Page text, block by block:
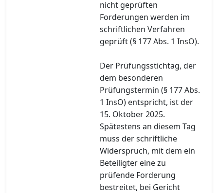
nicht geprüften
Forderungen werden im
schriftlichen Verfahren
geprüft (§ 177 Abs. 1 InsO).
Der Prüfungsstichtag, der
dem besonderen
Prüfungstermin (§ 177 Abs.
1 InsO) entspricht, ist der
15. Oktober 2025.
Spätestens an diesem Tag
muss der schriftliche
Widerspruch, mit dem ein
Beteiligter eine zu
prüfende Forderung
bestreitet, bei Gericht